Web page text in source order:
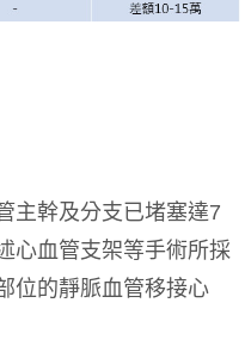
主幹及分支已堵塞達7
心血管支架等手術所採
位的靜脈血管移接心